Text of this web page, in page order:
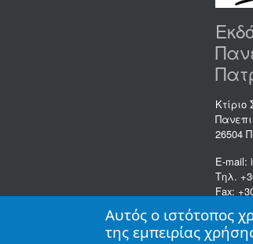
Κτίριο
26504
E-mail:
Τηλ.
Fax:
Αυτός ο ιστότοπος
της εμπειρίας